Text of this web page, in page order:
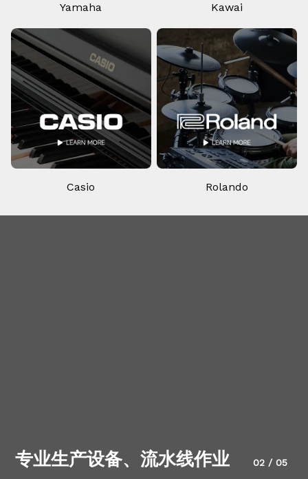
Yamaha Kawai
Casio Rolando
专业生产设备、流水线作业 02 / 05